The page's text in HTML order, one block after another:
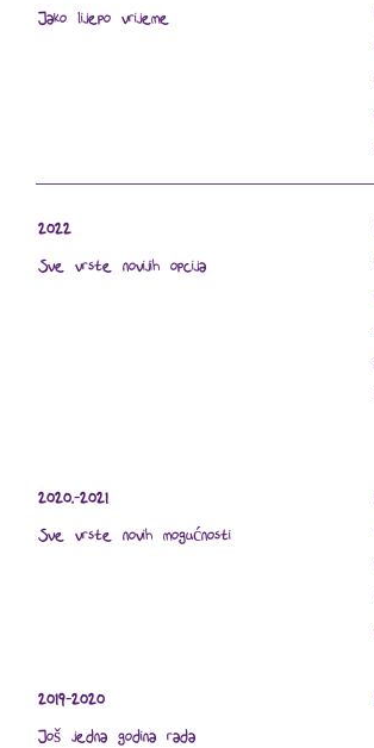
Jako lijepo vrijeme
2022
Sve vrste novijih opcija
2020.-2021
Sve vrste novih mogućnosti
2019-2020
Još jedna godina rada